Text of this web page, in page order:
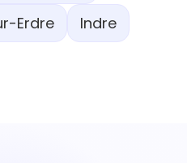
Erdre
Indre